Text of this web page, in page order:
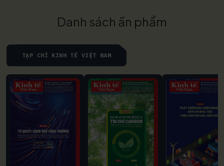
Danh sách ấn phẩm
TẠP CHÍ KINH TẾ VIỆT NAM